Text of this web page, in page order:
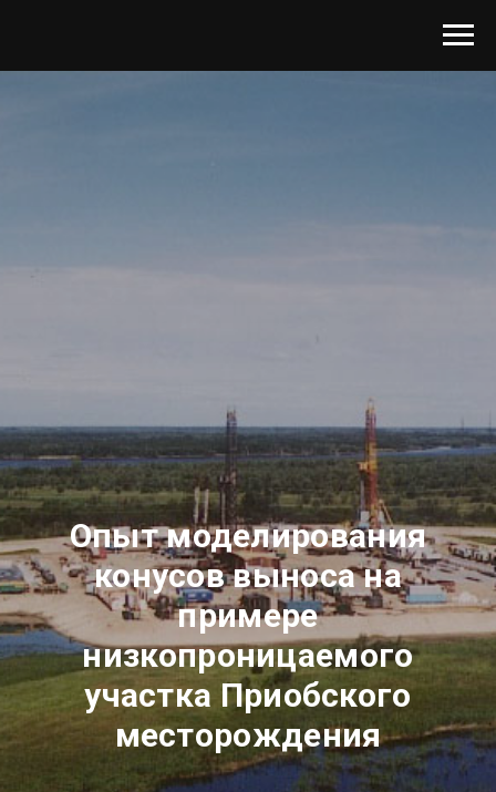
Опыт моделирования
конусов выноса на
примере
низкопроницаемого
участка Приобского
месторождения